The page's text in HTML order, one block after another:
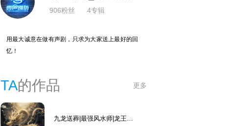
906粉丝 4专辑
用最大诚意在做有声剧，只求为大家送上最好的回
忆！
TA的作品 更多
九龙送葬|最强风水师|龙王的